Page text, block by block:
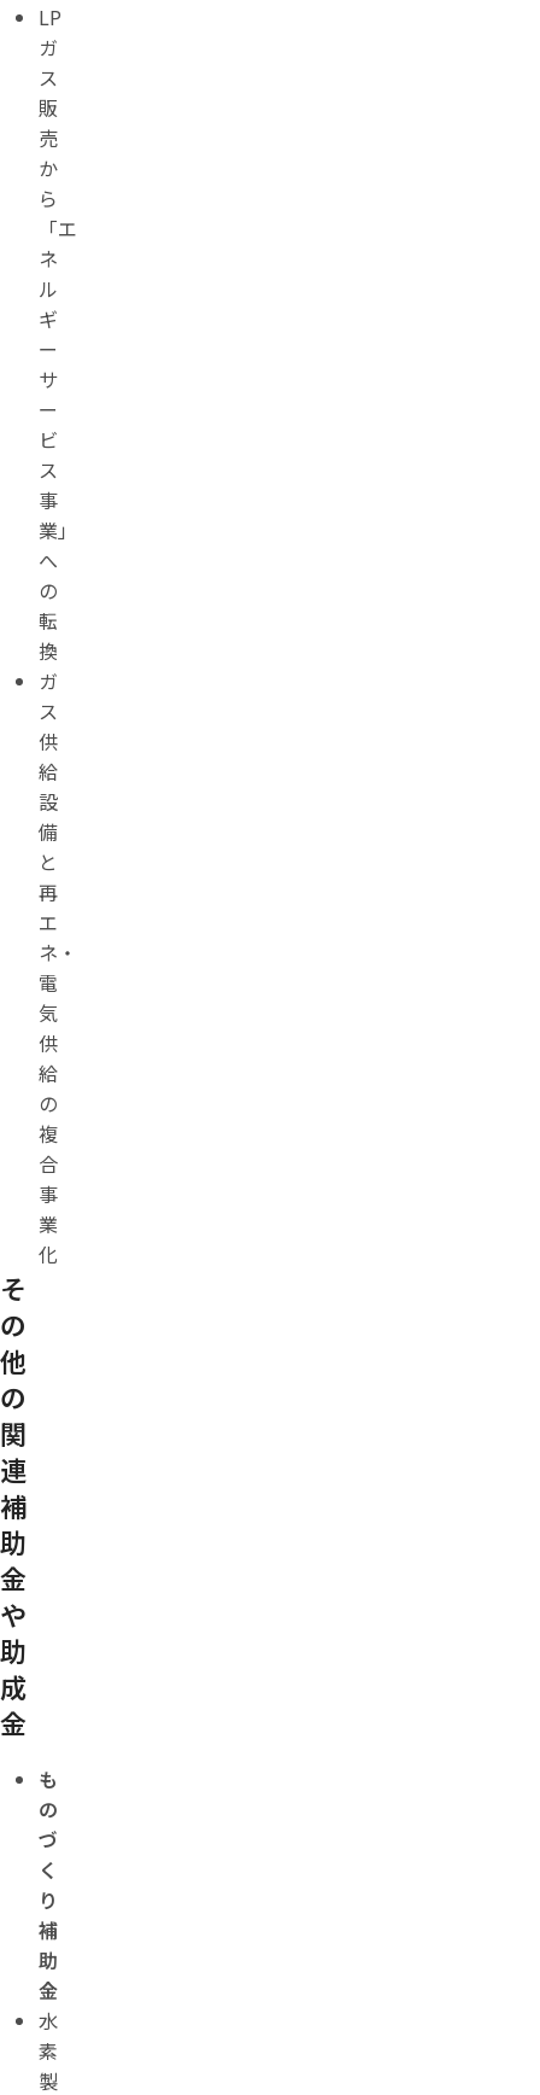
LP
ガ
ス
販
売
か
ら
「エ
ネ
ル
ギ
ー
サ
ー
ビ
ス
事
業」
へ
の
転
換
ガ
ス
供
給
設
備
と
再
エ
ネ・
電
気
供
給
の
複
合
事
業
化
そ
の
他
の
関
連
補
助
金
や
助
成
金
も
の
づ
く
り
補
助
金
水
素
製